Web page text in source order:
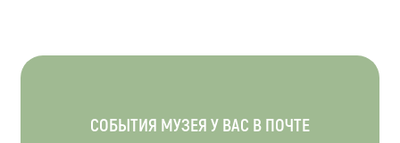
СОБЫТИЯ МУЗЕЯ У ВАС В ПОЧТЕ